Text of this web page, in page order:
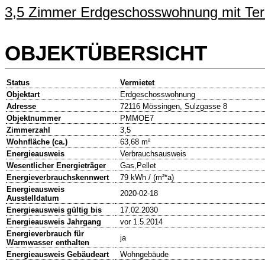
3,5 Zimmer Erdgeschosswohnung mit
OBJEKTÜBERSICHT
Status
Vermietet
Objektart
Erdgeschosswohnung
Adresse
72116 Mössingen, Sulzgasse 8
Objektnummer
PMMOE7
Zimmerzahl
3,5
Wohnfläche (ca.)
63,68 m²
Energieausweis
Verbrauchsausweis
Wesentlicher Energieträger
Gas,Pellet
Energieverbrauchskennwert
79 kWh / (m²*a)
Energieausweis
Ausstelldatum
2020-02-18
Energieausweis gültig bis
17.02.2030
Energieausweis Jahrgang
vor 1.5.2014
Energieverbrauch für
Warmwasser enthalten
ja
Energieausweis Gebäudeart
Wohngebäude